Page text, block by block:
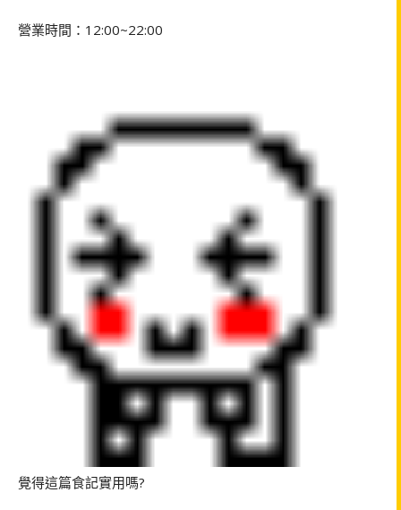
營業時間： 12:00~22:00
覺得這篇食記實用嗎?